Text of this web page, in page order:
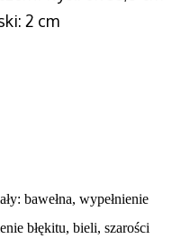
2 cm
bawełna, wypełnienie
błękitu, bieli, szarości